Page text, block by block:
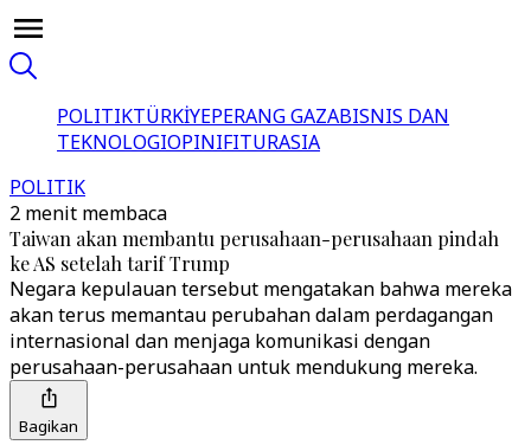
POLITIKTÜRKİYEPERANG GAZABISNIS DAN
TEKNOLOGIOPINIFITURASIA
POLITIK
2 menit membaca
Taiwan akan membantu perusahaan-perusahaan pindah
ke AS setelah tarif Trump
Negara kepulauan tersebut mengatakan bahwa mereka
akan terus memantau perubahan dalam perdagangan
internasional dan menjaga komunikasi dengan
perusahaan-perusahaan untuk mendukung mereka.
Bagikan